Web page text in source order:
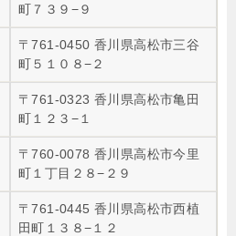
町７３９−９
〒761-0450 香川県高松市三谷
町５１０８−２
〒761-0323 香川県高松市亀田
町１２３−１
〒760-0078 香川県高松市今里
町１丁目２８−２９
〒761-0445 香川県高松市西植
田町１３８−１２